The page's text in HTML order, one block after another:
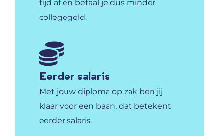
tijd af en betaal je dus minder
collegegeld.
Eerder salaris
Met jouw diploma op zak ben jij
klaar voor een baan, dat betekent
eerder salaris.